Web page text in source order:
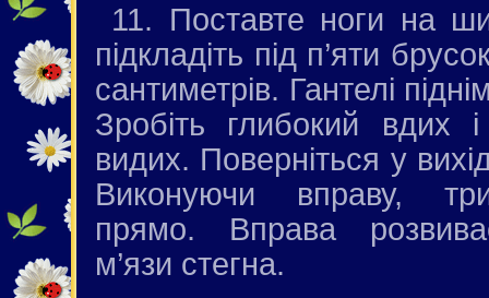
11. Поставте ноги на
підкладіть під п’яти
сантиметрів. Гантелі
Зробіть глибокий вдих
видих. Поверніться у
Виконуючи вправу,
прямо. Вправа
м’язи стегна.